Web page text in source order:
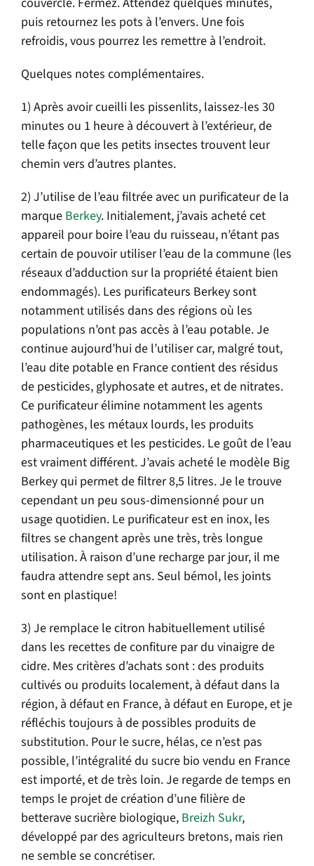
puis retournez les pots à l’envers. Une fois
refroidis, vous pourrez les remettre à l’endroit.
Quelques notes complémentaires.
1) Après avoir cueilli les pissenlits, laissez-les 30
minutes ou 1 heure à découvert à l’extérieur, de
telle façon que les petits insectes trouvent leur
chemin vers d’autres plantes.
2) J’utilise de l’eau filtrée avec un purificateur de la
marque Berkey. Initialement, j’avais acheté cet
appareil pour boire l’eau du ruisseau, n’étant pas
certain de pouvoir utiliser l’eau de la commune (les
réseaux d’adduction sur la propriété étaient bien
endommagés). Les purificateurs Berkey sont
notamment utilisés dans des régions où les
populations n’ont pas accès à l’eau potable. Je
continue aujourd’hui de l’utiliser car, malgré tout,
l’eau dite potable en France contient des résidus
de pesticides, glyphosate et autres, et de nitrates.
Ce purificateur élimine notamment les agents
pathogènes, les métaux lourds, les produits
pharmaceutiques et les pesticides. Le goût de l’eau
est vraiment différent. J’avais acheté le modèle Big
Berkey qui permet de filtrer 8,5 litres. Je le trouve
cependant un peu sous-dimensionné pour un
usage quotidien. Le purificateur est en inox, les
filtres se changent après une très, très longue
utilisation. À raison d’une recharge par jour, il me
faudra attendre sept ans. Seul bémol, les joints
sont en plastique!
3) Je remplace le citron habituellement utilisé
dans les recettes de confiture par du vinaigre de
cidre. Mes critères d’achats sont : des produits
cultivés ou produits localement, à défaut dans la
région, à défaut en France, à défaut en Europe, et je
réfléchis toujours à de possibles produits de
substitution. Pour le sucre, hélas, ce n’est pas
possible, l’intégralité du sucre bio vendu en France
est importé, et de très loin. Je regarde de temps en
temps le projet de création d’une filière de
betterave sucrière biologique, Breizh Sukr,
développé par des agriculteurs bretons, mais rien
ne semble se concrétiser.